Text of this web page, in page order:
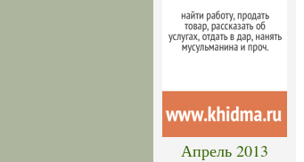
Апрель 2013